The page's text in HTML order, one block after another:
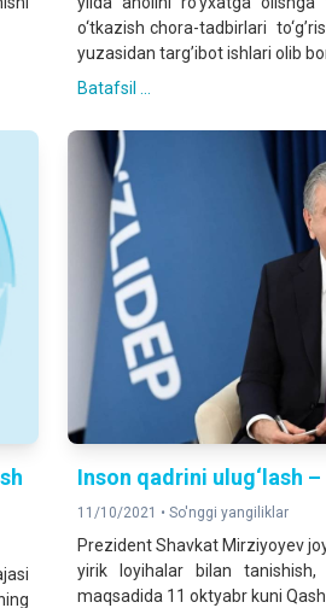
o‘tkazish chora-tadbirlari
yuzasidan targ’ibot ishlari olib
Batafsil ...
Inson qadrini ulug‘lash
11/10/2021 • So'nggi yangiliklar
Prezident Shavkat Mirziyoyev
yirik loyihalar bilan
maqsadida 11 oktyabr kuni